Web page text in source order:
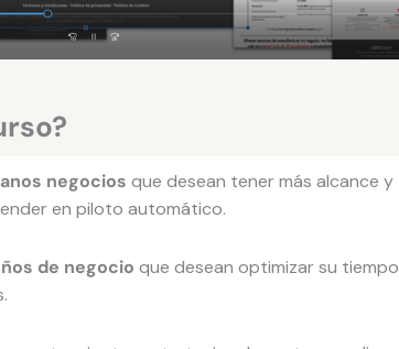
negocios que desean tener más alcance y
en piloto automático.
de negocio que desean optimizar su tiempo